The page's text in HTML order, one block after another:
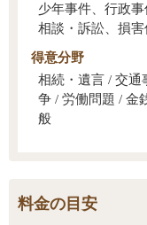
少年事件、行政
相談・訴訟、損
得意分野
相続・遺言 / 交通
争 / 労働問題 / 金
般
料金の目安